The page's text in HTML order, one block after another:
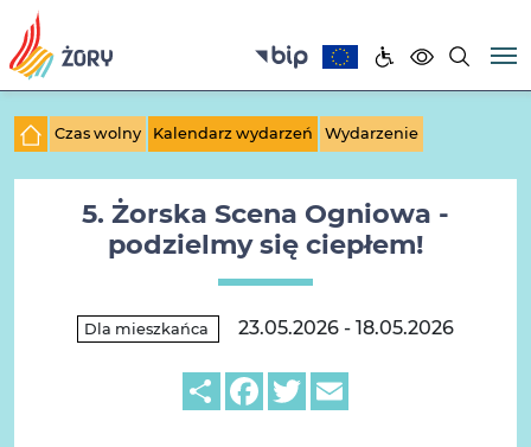
Czas wolny Kalendarz wydarzeń Wydarzenie
5. Żorska Scena Ogniowa -
podzielmy się ciepłem!
Dla mieszkańca 23.05.2026 - 18.05.2026
ShareFacebook
Twitter